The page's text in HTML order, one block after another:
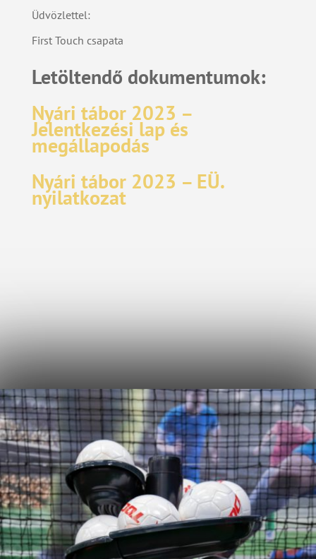
Üdvözlettel:
First Touch csapata
Letöltendő dokumentumok:
Nyári tábor 2023 –
Jelentkezési lap és
megállapodás
Nyári tábor 2023 – EÜ.
nyilatkozat